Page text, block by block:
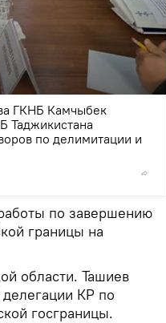
ГКНБ Камчыбек
Таджикистана
по делимитации и
по завершению
границы на
области. Ташиев
делегации КР по
госграницы.